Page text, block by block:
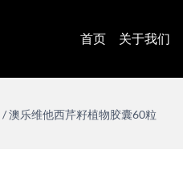
首页 关于我们
/澳乐维他西芹籽植物胶囊60粒